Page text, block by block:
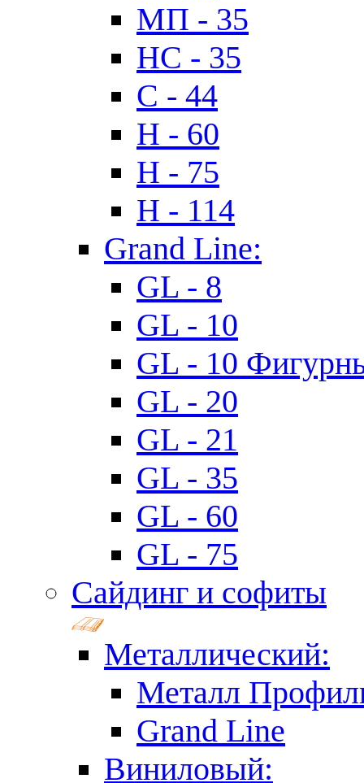
МП - 35
HC - 35
C - 44
H - 60
H - 75
H - 114
Grand Line:
GL - 8
GL - 10
GL - 10
GL - 20
GL - 21
GL - 35
GL - 60
GL - 75
Сайдинг и софиты
Металлический:
Металл
Grand Line
Виниловый: